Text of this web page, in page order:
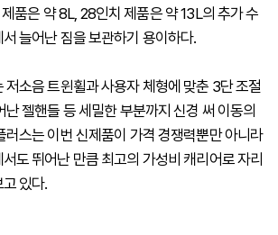
품은 약 8L, 28인치 제품은 약 13L의 추가 수
늘어난 짐을 보관하기 용이하다.
저소음 트윈휠과 사용자 체형에 맞춘 3단 조절
젤핸들 등 세밀한 부분까지 신경 써 이동의
러스는 이번 신제품이 가격 경쟁력뿐만 아니라
도 뛰어난 만큼 최고의 가성비 캐리어로 자리
있다.